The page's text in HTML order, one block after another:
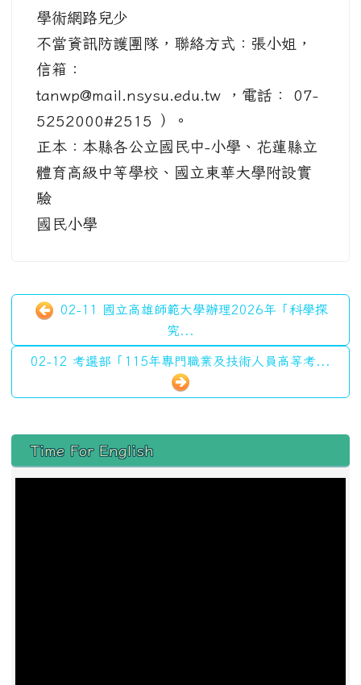
學術網路兒少
不當資訊防護團隊，聯絡方式：張小姐，
信箱：
tanwp@mail.nsysu.edu.tw ，電話： 07-
5252000#2515 ）。
正本：本縣各公立國民中-小學、花蓮縣立
體育高級中等學校、國立東華大學附設實
驗
國民小學
02-11 國立高雄師範大學辦理2026年「科學探
究...
02-12 考選部「115年專門職業及技術人員高等考...
左邊區域內容
Time For English